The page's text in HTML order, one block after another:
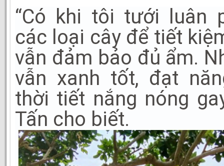
“Có khi tôi tưới luân
các loại cây để tiết
vẫn đảm bảo đủ ẩm.
vẫn xanh tốt, đạt
thời tiết nắng nóng
Tấn cho biết.